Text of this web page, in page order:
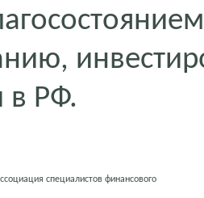
в РФ.
специалистов финансового